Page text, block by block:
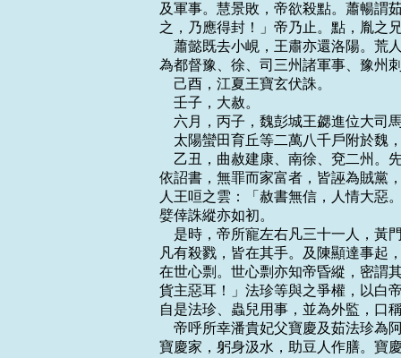
及軍事。慧景敗，帝欲殺點。蕭暢謂
之，乃應得封！」帝乃止。點，胤之
蕭懿既去小峴，王肅亦還洛陽。
為都督豫、徐、司三州諸軍事、豫州
    己酉，江夏王寶玄伏誅。
    壬子，大赦。
六月，丙子，魏彭城王勰進位大
太陽蠻田育丘等二萬八千戶附於魏
乙丑，曲赦建康、南徐、兗二州
依詔書，無罪而家富者，皆誣為賊黨
人王咺之雲：「赦書無信，人情大惡
嬖倖誅縱亦如初。
是時，帝所寵左右凡三十一人，
凡有殺戮，皆在其手。及陳顯達事起
在世心剽。世心剽亦知帝昏縱，密謂
貨主惡耳！」法珍等與之爭權，以白
自是法珍、蟲兒用事，並為外監，口
帝呼所幸潘貴妃父寶慶及茹法珍
寶慶家，躬身汲水，助豆人作膳。寶